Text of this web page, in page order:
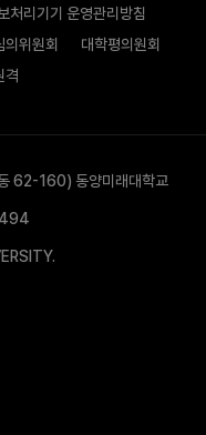
처리기기 운영관리방침
의위원회
대학평의원회
격
62-160) 동양미래대학교